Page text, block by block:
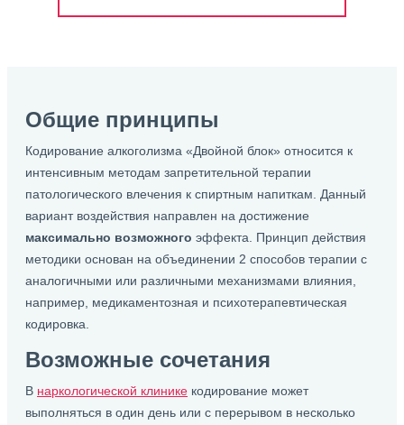
Общие принципы
Кодирование алкоголизма «Двойной блок» относится к
интенсивным методам запретительной терапии
патологического влечения к спиртным напиткам. Данный
вариант воздействия направлен на достижение
максимально возможного эффекта. Принцип действия
методики основан на объединении 2 способов терапии с
аналогичными или различными механизмами влияния,
например, медикаментозная и психотерапевтическая
кодировка.
Возможные сочетания
В наркологической клинике кодирование может
выполняться в один день или с перерывом в несколько